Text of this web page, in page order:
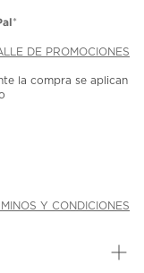
*
DE PROMOCIONES
la compra se aplican
Y CONDICIONES